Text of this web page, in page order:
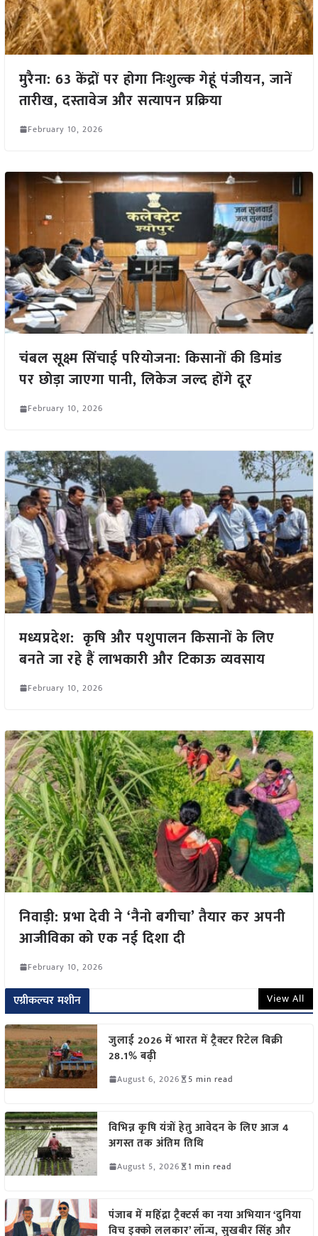
मुरैना: 63 केंद्रों पर होगा निःशुल्क गेहूं पंजीयन, जानें
तारीख, दस्तावेज और सत्यापन प्रक्रिया
February 10, 2026
चंबल सूक्ष्म सिंचाई परियोजना: किसानों की डिमांड
पर छोड़ा जाएगा पानी, लिकेज जल्द होंगे दूर
February 10, 2026
मध्यप्रदेश: कृषि और पशुपालन किसानों के लिए
बनते जा रहे हैं लाभकारी और टिकाऊ व्यवसाय
February 10, 2026
निवाड़ी: प्रभा देवी ने ‘नैनो बगीचा’ तैयार कर अपनी
आजीविका को एक नई दिशा दी
February 10, 2026
एग्रीकल्चर मशीन View All
जुलाई 2026 में भारत में ट्रैक्टर रिटेल बिक्री
28.1% बढ़ी
August 6, 2026 5 min read
विभिन्न कृषि यंत्रों हेतु आवेदन के लिए आज 4
अगस्त तक अंतिम तिथि
August 5, 2026 1 min read
पंजाब में महिंद्रा ट्रैक्टर्स का नया अभियान ‘दुनिया
विच इक्को ललकार’ लॉन्च, सुखबीर सिंह और